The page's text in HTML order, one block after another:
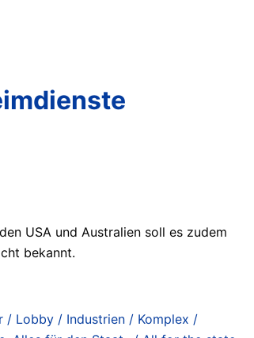
USA und Australien soll es zudem
bekannt.
/ Lobby / Industrien / Komplex /